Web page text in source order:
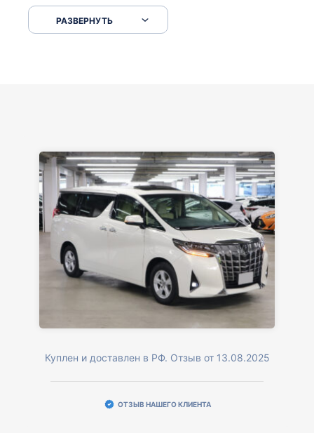
серпантинах по пути следования.
РАЗВЕРНУТЬ
Куплен и доставлен в РФ. Отзыв от 13.08.2025
ОТЗЫВ НАШЕГО КЛИЕНТА